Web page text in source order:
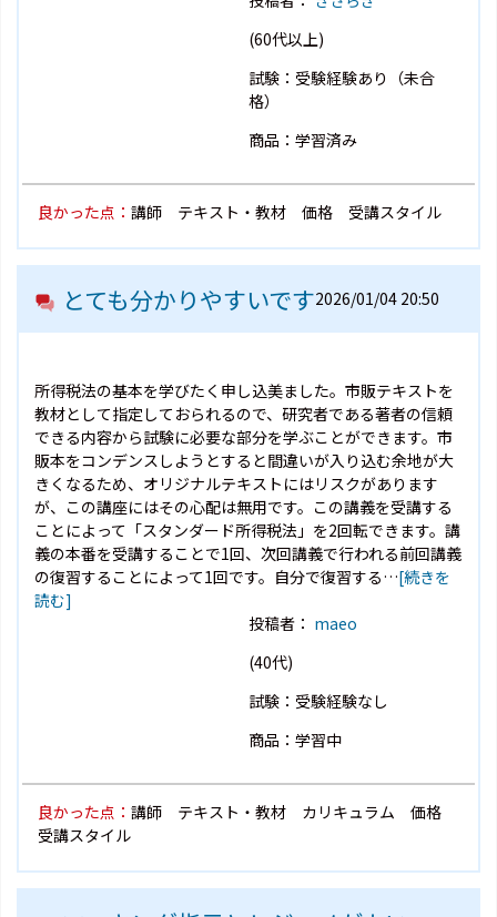
(60代以上)
試験：受験経験あり（未合
格）
商品：学習済み
良かった点： 講師 テキスト・教材 価格 受講スタイル
とても分かりやすいです2026/01/04 20:50
所得税法の基本を学びたく申し込美ました。市販テキストを
教材として指定しておられるので、研究者である著者の信頼
できる内容から試験に必要な部分を学ぶことができます。市
販本をコンデンスしようとすると間違いが入り込む余地が大
きくなるため、オリジナルテキストにはリスクがあります
が、この講座にはその心配は無用です。この講義を受講する
ことによって「スタンダード所得税法」を2回転できます。講
義の本番を受講することで1回、次回講義で行われる前回講義
の復習することによって1回です。自分で復習する…[続きを
読む]
投稿者： maeo
(40代)
試験：受験経験なし
商品：学習中
良かった点： 講師 テキスト・教材 カリキュラム 価格
受講スタイル